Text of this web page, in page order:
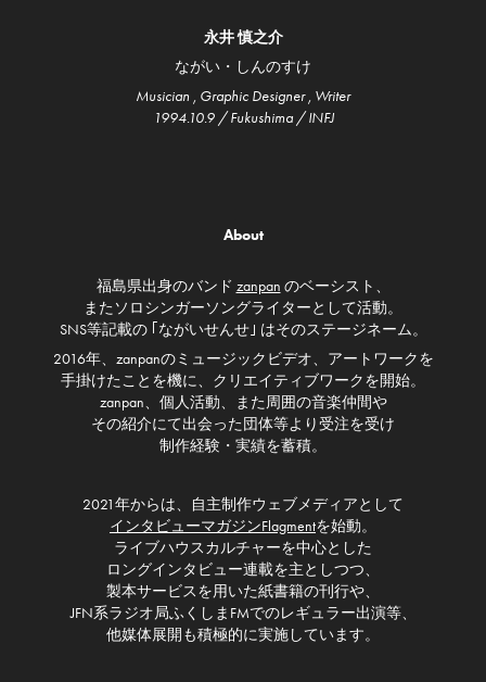
永井 慎之介
ながい・しんのすけ
Musician , Graphic Designer , Writer
1994.10.9 / Fukushima / INFJ
About
福島県出身のバンド zanpan のベーシスト、
またソロシンガーソングライターとして活動。
SNS等記載の ｢ながいせんせ｣ はそのステージネーム。
2016年、zanpanのミュージックビデオ、アートワークを
手掛けたことを機に、クリエイティブワークを開始。
zanpan、個人活動、また周囲の音楽仲間や
その紹介にて出会った団体等より受注を受け
制作経験・実績を蓄積。
2021年からは、自主制作ウェブメディアとして
インタビューマガジンFlagmentを始動。
ライブハウスカルチャーを中心とした
ロングインタビュー連載を主としつつ、
製本サービスを用いた紙書籍の刊行や、
JFN系ラジオ局ふくしまFMでのレギュラー出演等、
他媒体展開も積極的に実施しています。